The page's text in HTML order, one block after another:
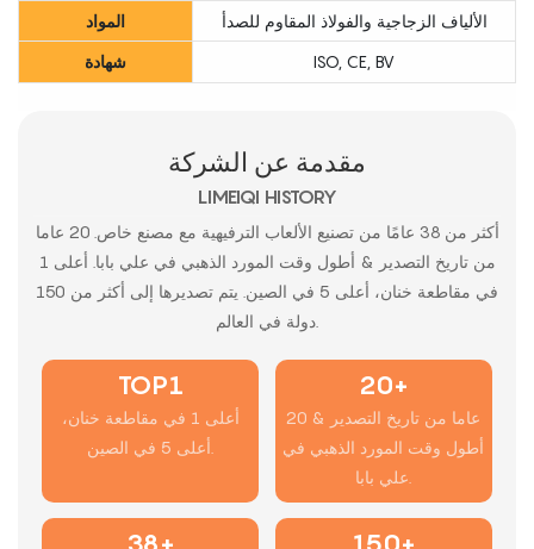
المواد
الألياف الزجاجية والفولاذ المقاوم للصدأ
شهادة
ISO, CE, BV
مقدمة عن الشركة
LIMEIQI HISTORY
أكثر من 38 عامًا من تصنيع الألعاب الترفيهية مع مصنع خاص. 20 عاما
من تاريخ التصدير & أطول وقت المورد الذهبي في علي بابا. أعلى 1
في مقاطعة خنان، أعلى 5 في الصين. يتم تصديرها إلى أكثر من 150
TOP1
أعلى 1 في مقاطعة خنان،
20+
20 عاما من تاريخ التصدير &
أطول وقت المورد الذهبي في